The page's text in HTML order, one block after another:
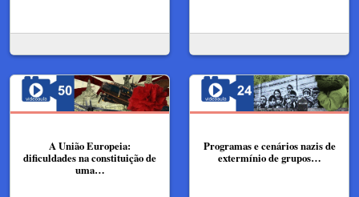
A União Europeia:
dificuldades na constituição de
uma…
Programas e cenários nazis de
extermínio de grupos…